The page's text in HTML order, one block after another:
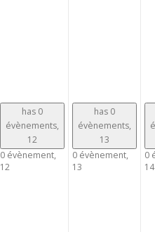
has 0
évènements,
12
0 évènement,
12
has 0
évènements,
13
0 évènement,
13
0
14